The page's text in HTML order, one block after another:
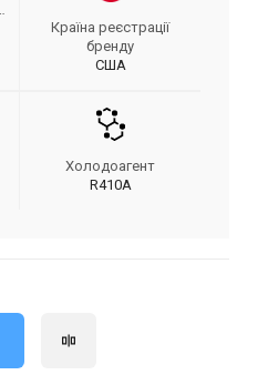
Країна реєстрації
бренду
США
Холодоагент
R410A